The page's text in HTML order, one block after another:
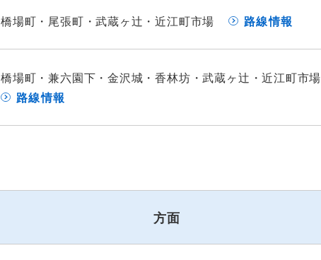
橋場町・尾張町・武蔵ヶ辻・近江町市場 路線情報
橋場町・兼六園下・金沢城・香林坊・武蔵ヶ辻・近江町市場
路線情報
方面